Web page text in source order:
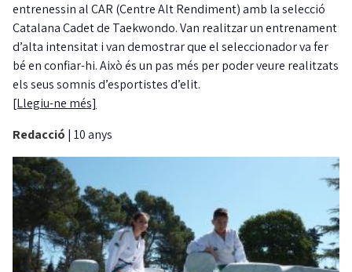
entrenessin al CAR (Centre Alt Rendiment) amb la selecció
Catalana Cadet de Taekwondo. Van realitzar un entrenament
d’alta intensitat i van demostrar que el seleccionador va fer
bé en confiar-hi. Això és un pas més per poder veure realitzats
els seus somnis d’esportistes d’elit.
[Llegiu-ne més]
Redacció | 10 anys